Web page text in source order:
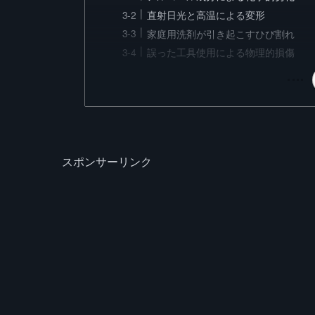
直射日光と高温による変形
家庭用洗剤が引き起こすひび割れ
誤った工具使用による物理的損傷
スポンサーリンク